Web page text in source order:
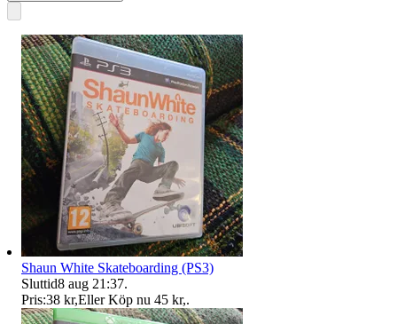
Shaun White Skateboarding (PS3)
Sluttid8 aug 21:37.
Pris:38 kr,Eller Köp nu 45 kr,.